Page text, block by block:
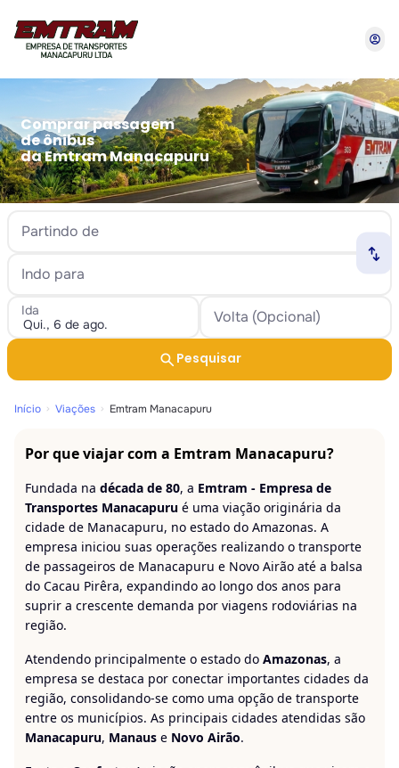
account_circle
Comprar passagem
de ônibus
da Emtram Manacapuru
Partindo de
Indo para
swap_horiz
Ida Volta (Opcional)
search Pesquisar
Início Viações Emtram Manacapuru
Por que viajar com a Emtram Manacapuru?
Fundada na década de 80, a Emtram - Empresa de
Transportes Manacapuru é uma viação originária da
cidade de Manacapuru, no estado do Amazonas. A
empresa iniciou suas operações realizando o transporte
de passageiros de Manacapuru e Novo Airão até a balsa
do Cacau Pirêra, expandindo ao longo dos anos para
suprir a crescente demanda por viagens rodoviárias na
região.
Atendendo principalmente o estado do Amazonas, a
empresa se destaca por conectar importantes cidades da
região, consolidando-se como uma opção de transporte
entre os municípios. As principais cidades atendidas são
Manacapuru, Manaus e Novo Airão.